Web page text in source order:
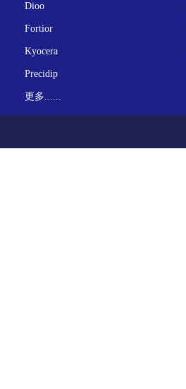
Dioo
Fortior
Kyocera
Precidip
更多......